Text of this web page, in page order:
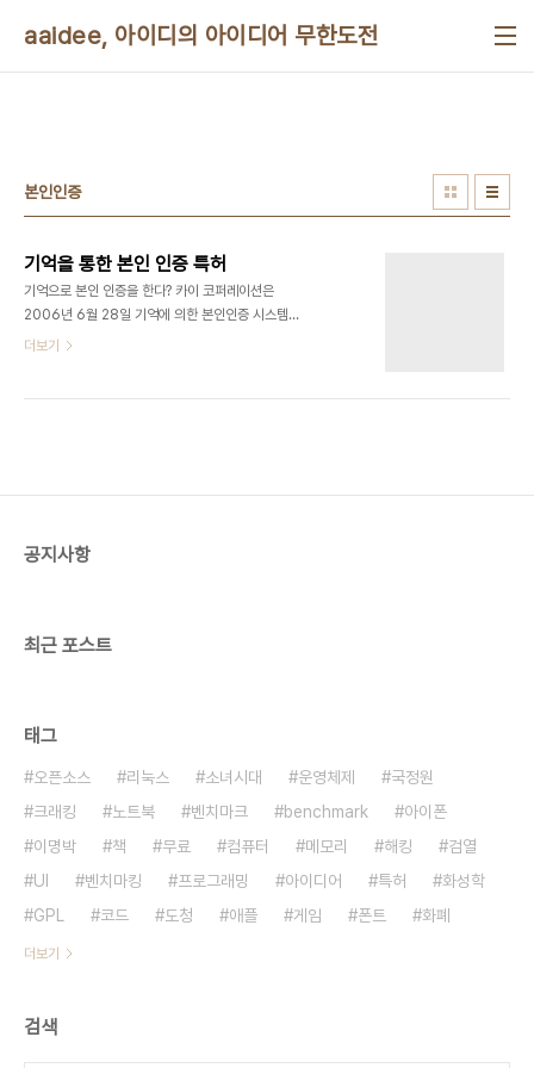
aaidee, 아이디의 아이디어 무한도전
본인인증
기억을 통한 본인 인증 특허
기억으로 본인 인증을 한다? 카이 코퍼레이션은
2006년 6월 28일 기억에 의한 본인인증 시스템으
로 미국 특허를 6월 20일에 취득했다고 발표했다.
의 더미 정보와 혼합해 정답을 본인에게 묻는 형태의
더보기
공지사항
최근 포스트
태그
오픈소스 리눅스 소녀시대 운영체제
국정원
크래킹
노트북 벤치마크 benchmark
아이폰
이명박
책 무료 컴퓨터 메모리 해킹
검열
UI
벤치마킹 프로그래밍 아이디어 특허
화성학
GPL
코드 도청 애플 게임 폰트 화폐
더보기
검색